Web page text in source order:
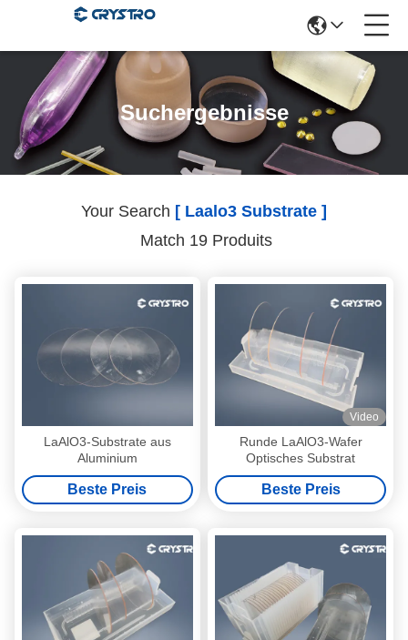
Suchergebnisse
Your Search [ Laalo3 Substrate ]
Match 19 Produits
LaAlO3-Substrate aus
Aluminium
Beste Preis
Video
Runde LaAlO3-Wafer
Optisches Substrat
Beste Preis